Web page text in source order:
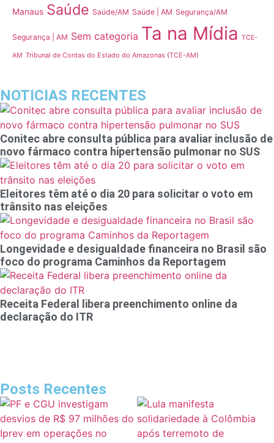
Manaus Saúde Saúde/AM Saúde | AM Segurança/AM
Segurança | AM Sem categoria Ta na Mídia TCE-
AM Tribunal de Contas do Estado do Amazonas (TCE-AM)
NOTICIAS RECENTES
Conitec abre consulta pública para avaliar inclusão de
novo fármaco contra hipertensão pulmonar no SUS
Eleitores têm até o dia 20 para solicitar o voto em
trânsito nas eleições
Longevidade e desigualdade financeira no Brasil são
foco do programa Caminhos da Reportagem
Receita Federal libera preenchimento online da
declaração do ITR
Posts Recentes